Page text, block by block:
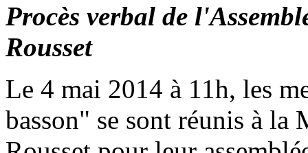
Procès verbal de
Rousset
Le 4 mai 2014 à 11h, les
basson" se sont réunis à la